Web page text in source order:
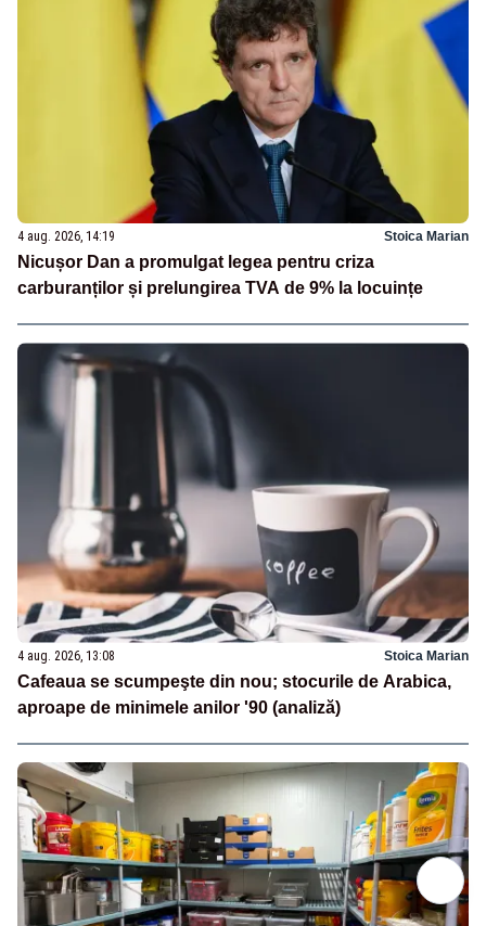
4 aug. 2026, 14:19 Stoica Marian
Nicușor Dan a promulgat legea pentru criza
carburanților și prelungirea TVA de 9% la locuințe
4 aug. 2026, 13:08 Stoica Marian
Cafeaua se scumpeşte din nou; stocurile de Arabica,
aproape de minimele anilor '90 (analiză)